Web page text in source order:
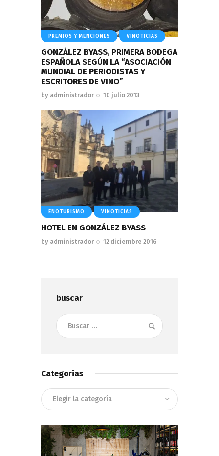
PREMIOS Y MENCIONES VINOTICIAS
GONZÁLEZ BYASS, PRIMERA BODEGA
ESPAÑOLA SEGÚN LA “ASOCIACIÓN
MUNDIAL DE PERIODISTAS Y
ESCRITORES DE VINO”
by administrador 10 julio 2013
ENOTURISMO VINOTICIAS
HOTEL EN GONZÁLEZ BYASS
by administrador 12 diciembre 2016
buscar
Buscar:
Categorias
Categorias